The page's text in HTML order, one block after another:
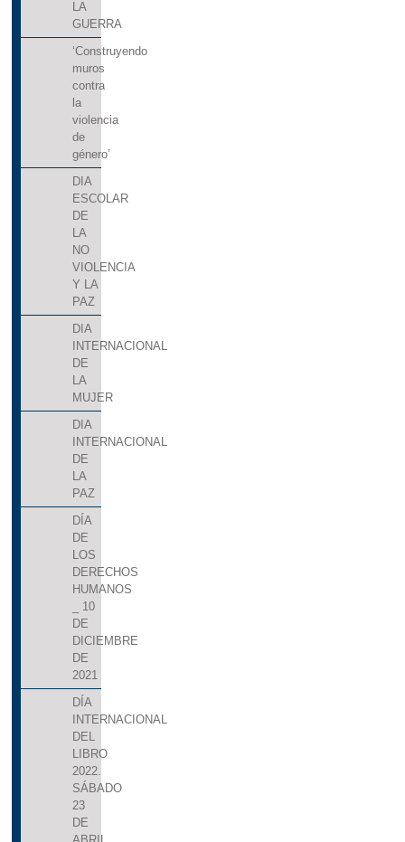
LA
GUERRA
‘Construyendo
muros
contra
la
violencia
de
género’
DIA
ESCOLAR
DE
LA
NO
VIOLENCIA
Y LA
PAZ
DIA
INTERNACIONAL
DE
LA
MUJER
DIA
INTERNACIONAL
DE
LA
PAZ
DÍA
DE
LOS
DERECHOS
HUMANOS
_ 10
DE
DICIEMBRE
DE
2021
DÍA
INTERNACIONAL
DEL
LIBRO
2022.
SÁBADO
23
DE